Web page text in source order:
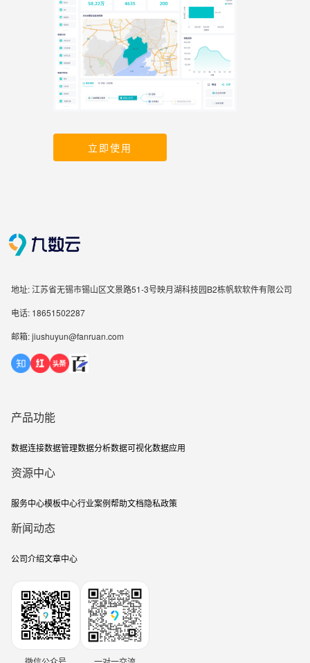
立即使用
地址: 江苏省无锡市锡山区文景路51-3号映月湖科技园B2栋帆软软件有限公司
电话: 18651502287
邮箱: jiushuyun@fanruan.com
产品功能
数据连接数据管理数据分析数据可视化数据应用
资源中心
服务中心模板中心行业案例帮助文档隐私政策
新闻动态
公司介绍文章中心